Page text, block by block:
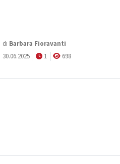
di Barbara Fioravanti
30.06.2025
1 698